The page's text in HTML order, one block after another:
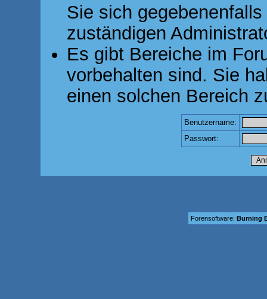
Sie sich
zuständigen
Es gibt Bereiche im
vorbehalten sind. Sie
einen solchen Bereich
Benutzername:
Passwort:
Forensoftware: Burning